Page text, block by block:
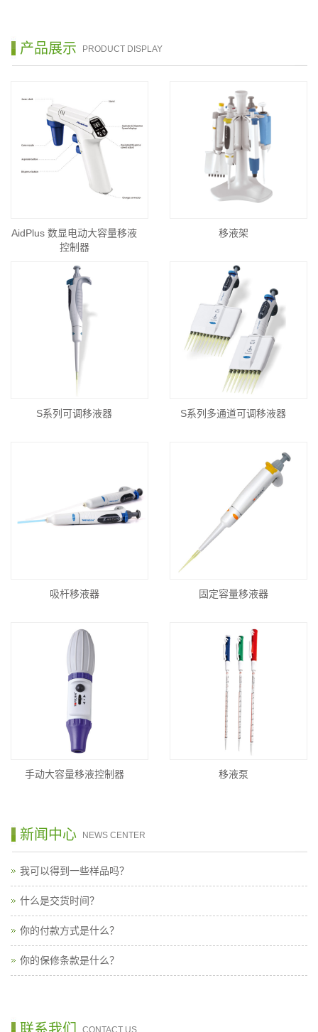
产品展示 PRODUCT DISPLAY
AidPlus 数显电动大容量移液
控制器
移液架
S系列可调移液器 S系列多通道可调移液器
吸杆移液器 固定容量移液器
手动大容量移液控制器 移液泵
新闻中心 NEWS CENTER
我可以得到一些样品吗？
什么是交货时间？
你的付款方式是什么？
你的保修条款是什么？
CONTACT US